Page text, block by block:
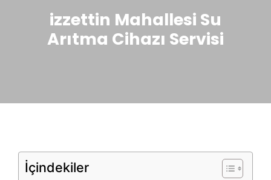
izzettin Mahallesi Su
Arıtma Cihazı Servisi
İçindekiler